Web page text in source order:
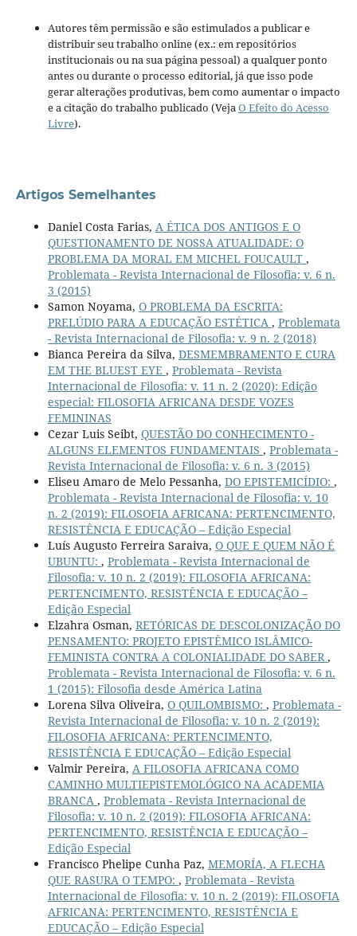
Autores têm permissão e são estimulados a publicar e
distribuir seu trabalho online (ex.: em repositórios
institucionais ou na sua página pessoal) a qualquer ponto
antes ou durante o processo editorial, já que isso pode
gerar alterações produtivas, bem como aumentar o impacto
e a citação do trabalho publicado (VejaO Efeito do Acesso
Livre).
Artigos Semelhantes
Daniel Costa Farias, A ÉTICA DOS ANTIGOS E O
QUESTIONAMENTO DE NOSSA ATUALIDADE: O
PROBLEMA DA MORAL EM MICHEL FOUCAULT ,
Problemata - Revista Internacional de Filosofia: v. 6 n.
3 (2015)
Samon Noyama, O PROBLEMA DA ESCRITA:
PRELÚDIO PARA A EDUCAÇÃO ESTÉTICA , Problemata
- Revista Internacional de Filosofia: v. 9 n. 2 (2018)
Bianca Pereira da Silva, DESMEMBRAMENTO E CURA
EM THE BLUEST EYE , Problemata - Revista
Internacional de Filosofia: v. 11 n. 2 (2020): Edição
especial: FILOSOFIA AFRICANA DESDE VOZES
FEMININAS
Cezar Luis Seibt, QUESTÃO DO CONHECIMENTO -
ALGUNS ELEMENTOS FUNDAMENTAIS , Problemata -
Revista Internacional de Filosofia: v. 6 n. 3 (2015)
Eliseu Amaro de Melo Pessanha, DO EPISTEMICÍDIO: ,
Problemata - Revista Internacional de Filosofia: v. 10
n. 2 (2019): FILOSOFIA AFRICANA: PERTENCIMENTO,
RESISTÊNCIA E EDUCAÇÃO – Edição Especial
Luís Augusto Ferreira Saraiva, O QUE E QUEM NÃO É
UBUNTU: , Problemata - Revista Internacional de
Filosofia: v. 10 n. 2 (2019): FILOSOFIA AFRICANA:
PERTENCIMENTO, RESISTÊNCIA E EDUCAÇÃO –
Edição Especial
Elzahra Osman, RETÓRICAS DE DESCOLONIZAÇÃO DO
PENSAMENTO: PROJETO EPISTÊMICO ISLÂMICO-
FEMINISTA CONTRA A COLONIALIDADE DO SABER ,
Problemata - Revista Internacional de Filosofia: v. 6 n.
1 (2015): Filosofia desde América Latina
Lorena Silva Oliveira, O QUILOMBISMO: , Problemata -
Revista Internacional de Filosofia: v. 10 n. 2 (2019):
FILOSOFIA AFRICANA: PERTENCIMENTO,
RESISTÊNCIA E EDUCAÇÃO – Edição Especial
Valmir Pereira, A FILOSOFIA AFRICANA COMO
CAMINHO MULTIEPISTEMOLÓGICO NA ACADEMIA
BRANCA , Problemata - Revista Internacional de
Filosofia: v. 10 n. 2 (2019): FILOSOFIA AFRICANA:
PERTENCIMENTO, RESISTÊNCIA E EDUCAÇÃO –
Edição Especial
Francisco Phelipe Cunha Paz, MEMORÍA, A FLECHA
QUE RASURA O TEMPO: , Problemata - Revista
Internacional de Filosofia: v. 10 n. 2 (2019): FILOSOFIA
AFRICANA: PERTENCIMENTO, RESISTÊNCIA E
EDUCAÇÃO – Edição Especial